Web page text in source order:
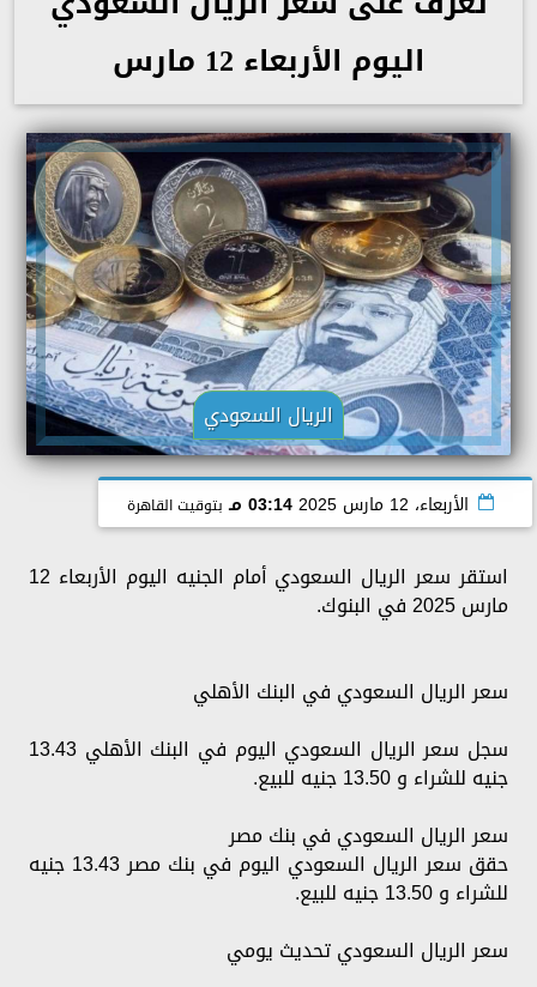
اليوم الأربعاء 12 مارس
الريال السعودي
الأربعاء، 12 مارس 2025 03:14 مـ بتوقيت القاهرة
استقر سعر الريال السعودي أمام الجنيه اليوم الأربعاء 12
مارس 2025 في البنوك.
سعر الريال السعودي في البنك الأهلي
سجل سعر الريال السعودي اليوم في البنك الأهلي 13.43
جنيه للشراء و 13.50 جنيه للبيع.
سعر الريال السعودي في بنك مصر
حقق سعر الريال السعودي اليوم في بنك مصر 13.43 جنيه
للشراء و 13.50 جنيه للبيع.
سعر الريال السعودي تحديث يومي